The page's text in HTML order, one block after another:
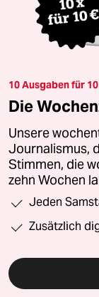
10 Ausgaben für
Die
Unsere
Journalismus,
Stimmen, die
zehn Wochen
Jeden
Zusätzlich